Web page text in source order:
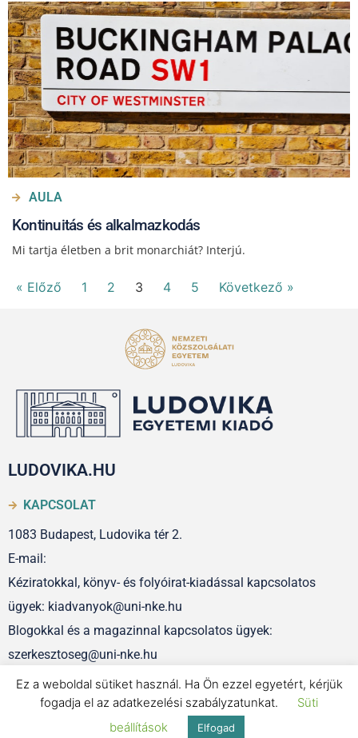
AULA
Kontinuitás és alkalmazkodás
Mi tartja életben a brit monarchiát? Interjú.
« Előző 1 2 3 4 5 Következő »
LUDOVIKA.HU
KAPCSOLAT
1083 Budapest, Ludovika tér 2.
E-mail:
Kéziratokkal, könyv- és folyóirat-kiadással kapcsolatos
ügyek: kiadvanyok@uni-nke.hu
Blogokkal és a magazinnal kapcsolatos ügyek:
szerkesztoseg@uni-nke.hu
IMPRESSZUM
Ez a weboldal sütiket használ. Ha Ön ezzel egyetért, kérjük
fogadja el az adatkezelési szabályzatunkat.
Süti
beállítások
Elfogad